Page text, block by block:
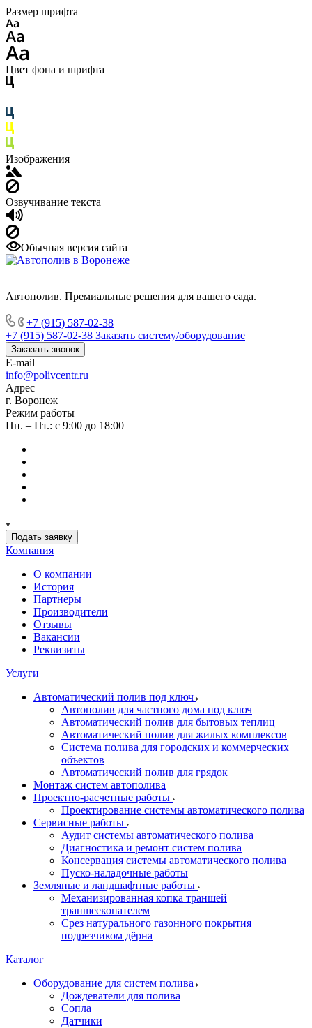
Размер шрифта
Цвет фона и шрифта
Изображения
Озвучивание текста
Обычная версия сайта
Автополив. Премиальные решения для вашего сада.
+7 (915) 587-02-38
+7 (915) 587-02-38 Заказать систему/оборудование
Заказать звонок
E-mail
info@polivcentr.ru
Адрес
г. Воронеж
Режим работы
Пн. – Пт.: с 9:00 до 18:00
Подать заявку
Компания
О компании
История
Партнеры
Производители
Отзывы
Вакансии
Реквизиты
Услуги
Автоматический полив под ключ
Автополив для частного дома под ключ
Автоматический полив для бытовых теплиц
Автоматический полив для жилых комплексов
Система полива для городских и коммерческих
объектов
Автоматический полив для грядок
Монтаж систем автополива
Проектно-расчетные работы
Проектирование системы автоматического полива
Сервисные работы
Аудит системы автоматического полива
Диагностика и ремонт систем полива
Консервация системы автоматического полива
Пуско-наладочные работы
Земляные и ландшафтные работы
Механизированная копка траншей
траншеекопателем
Срез натурального газонного покрытия
подрезчиком дёрна
Каталог
Оборудование для систем полива
Дождеватели для полива
Сопла
Датчики